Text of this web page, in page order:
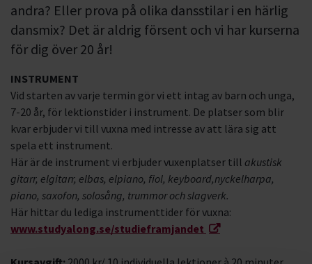
andra? Eller prova på olika dansstilar i en härlig
dansmix? Det är aldrig försent och vi har kurserna
för dig över 20 år!
INSTRUMENT
Vid starten av varje termin gör vi ett intag av barn och unga,
7-20 år, för lektionstider i instrument. De platser som blir
kvar erbjuder vi till vuxna med intresse av att lära sig att
spela ett instrument.
Här är de instrument vi erbjuder vuxenplatser till akustisk
gitarr, elgitarr, elbas, elpiano, fiol, keyboard,nyckelharpa,
piano, saxofon, solosång, trummor och slagverk.
Här hittar du lediga instrumenttider för vuxna:
www.studyalong.se/studieframjandet